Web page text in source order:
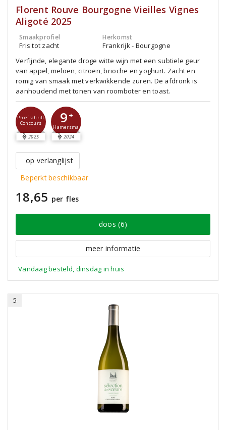
Florent Rouve Bourgogne Vieilles Vignes
Aligoté 2025
Smaakprofiel
Fris tot zacht
Herkomst
Frankrijk - Bourgogne
Verfijnde, elegante droge witte wijn met een subtiele geur
van appel, meloen, citroen, brioche en yoghurt. Zacht en
romig van smaak met verkwikkende zuren. De afdronk is
aanhoudend met tonen van roomboter en toast.
Proefschrift
Concours
2025
9 +
Hamersma
2024
op verlanglijst
Beperkt beschikbaar
18,65 per fles
doos (6)
meer informatie
Vandaag besteld, dinsdag in huis
5